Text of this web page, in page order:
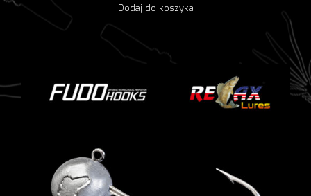
Dodaj do koszyka